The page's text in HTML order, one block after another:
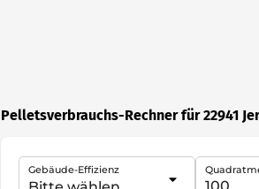
Pelletsverbrauchs-Rechner für 22941
Gebäude-Effizienz